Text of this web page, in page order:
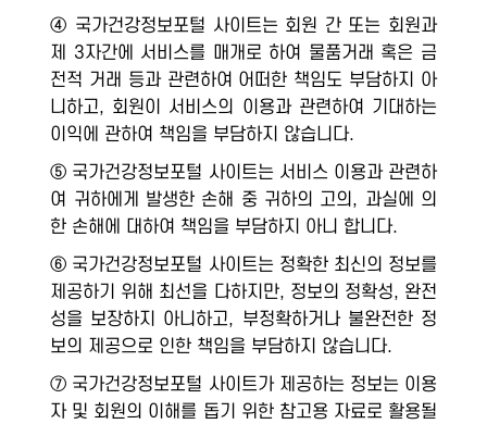
④ 국가건강정보포털 사이트는 회원 간 또는 회원과
제 3자간에 서비스를 매개로 하여 물품거래 혹은 금
전적 거래 등과 관련하여 어떠한 책임도 부담하지 아
니하고, 회원이 서비스의 이용과 관련하여 기대하는
이익에 관하여 책임을 부담하지 않습니다.
⑤ 국가건강정보포털 사이트는 서비스 이용과 관련하
여 귀하에게 발생한 손해 중 귀하의 고의, 과실에 의
한 손해에 대하여 책임을 부담하지 아니 합니다.
⑥ 국가건강정보포털 사이트는 정확한 최신의 정보를
제공하기 위해 최선을 다하지만, 정보의 정확성, 완전
성을 보장하지 아니하고, 부정확하거나 불완전한 정
보의 제공으로 인한 책임을 부담하지 않습니다.
⑦ 국가건강정보포털 사이트가 제공하는 정보는 이용
자 및 회원의 이해를 돕기 위한 참고용 자료로 활용될